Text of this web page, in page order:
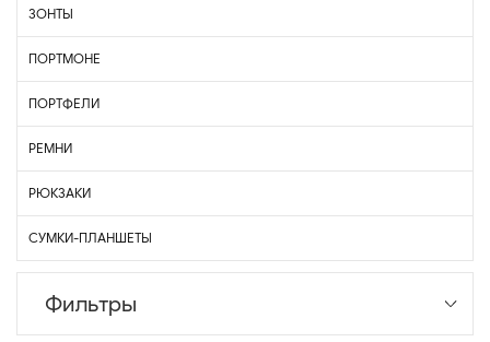
ЗОНТЫ
ПОРТМОНЕ
ПОРТФЕЛИ
РЕМНИ
РЮКЗАКИ
СУМКИ-ПЛАНШЕТЫ
Фильтры